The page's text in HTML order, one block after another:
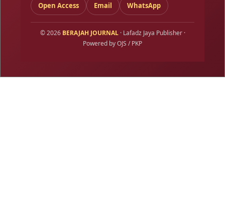
Open Access Email WhatsApp
© 2026 BERAJAH JOURNAL· Lafadz Jaya Publisher ·
Powered by OJS / PKP